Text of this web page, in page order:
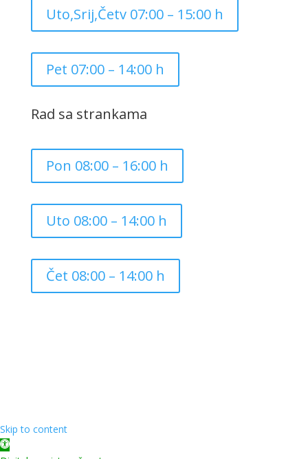
Uto,Srij,Četv 07:00 – 15:00 h
Pet 07:00 – 14:00 h
Rad sa strankama
Pon 08:00 – 16:00 h
Uto 08:00 – 14:00 h
Čet 08:00 – 14:00 h
Skip to content
Open toolbar